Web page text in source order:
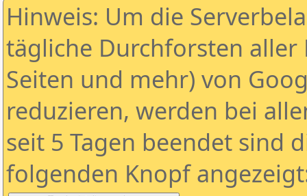
Hinweis: Um die
tägliche Durchforsten aller
Seiten und mehr) von
reduzieren, werden bei
seit 5 Tagen beendet sind
folgenden Knopf